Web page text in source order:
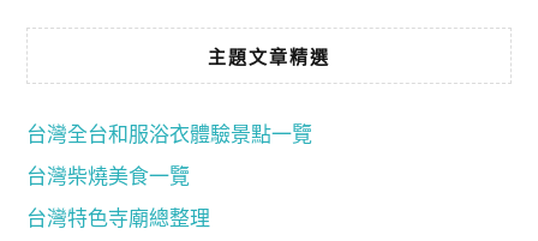
主題文章精選
台灣全台和服浴衣體驗景點一覽
台灣柴燒美食一覽
台灣特色寺廟總整理